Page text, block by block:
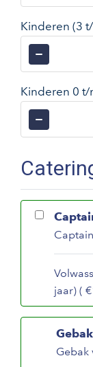
Kinderen (3
−
Kinderen 0 t/
−
jaar) (
Gebak